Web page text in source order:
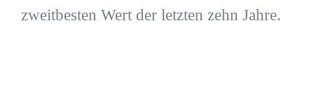
zweitbesten Wert der letzten zehn Jahre.